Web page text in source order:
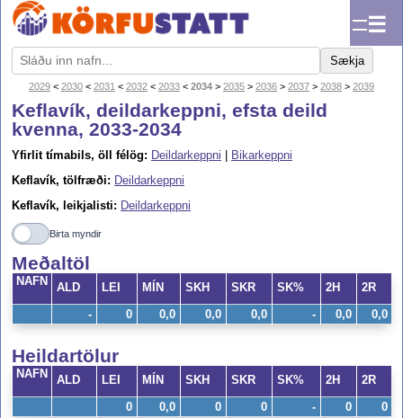
☰
Sækja
2029 < 2030 < 2031 < 2032 < 2033 < 2034 > 2035 > 2036 > 2037 > 2038 > 2039
Keflavík, deildarkeppni, efsta deild
kvenna, 2033-2034
Yfirlit tímabils, öll félög: Deildarkeppni
Bikarkeppni
Keflavík, tölfræði: Deildarkeppni
Keflavík, leikjalisti: Deildarkeppni
Birta myndir
Heildartölur
NAFN ALD LEI MÍN SKH SKR SK% 2H 2R
0 0,0 0 0 - 0 0
Meðaltöl
NAFN ALD LEI MÍN SKH SKR SK% 2H 2R
- 0 0,0 0,0 0,0 - 0,0 0,0